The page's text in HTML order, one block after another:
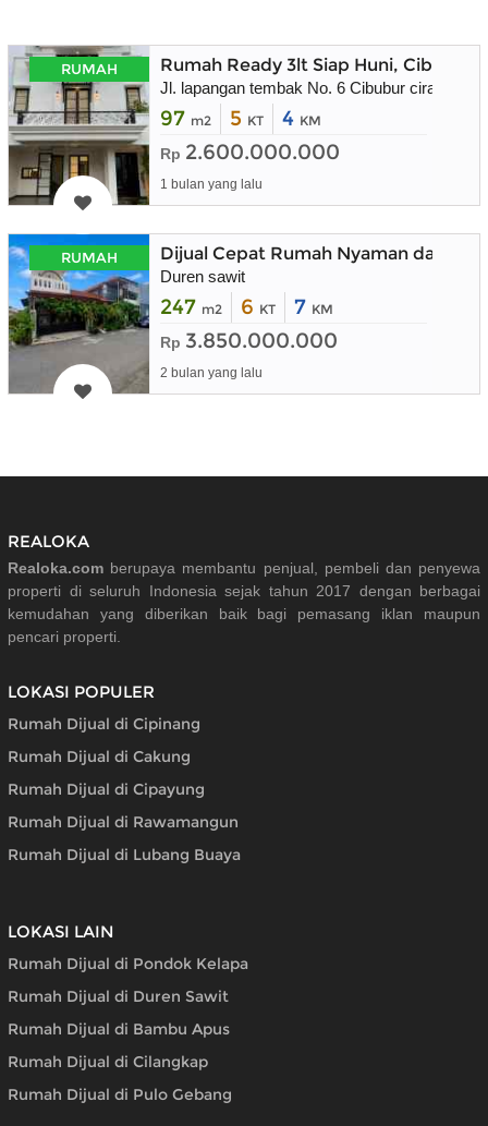
RUMAH Rumah Ready 3lt Siap Huni, Cibubur
Jl. lapangan tembak No. 6 Cibubur ciracas
97 m2 5 KT 4 KM
Rp 2.600.000.000
1 bulan yang lalu
RUMAH Dijual Cepat Rumah Nyaman dalam
Duren sawit
247 m2 6 KT 7 KM
Rp 3.850.000.000
2 bulan yang lalu
REALOKA
Realoka.com berupaya membantu penjual, pembeli dan penyewa
properti di seluruh Indonesia sejak tahun 2017 dengan berbagai
kemudahan yang diberikan baik bagi pemasang iklan maupun
pencari properti.
LOKASI POPULER
Rumah Dijual di Cipinang
Rumah Dijual di Cakung
Rumah Dijual di Cipayung
Rumah Dijual di Rawamangun
Rumah Dijual di Lubang Buaya
LOKASI LAIN
Rumah Dijual di Pondok Kelapa
Rumah Dijual di Duren Sawit
Rumah Dijual di Bambu Apus
Rumah Dijual di Cilangkap
Rumah Dijual di Pulo Gebang